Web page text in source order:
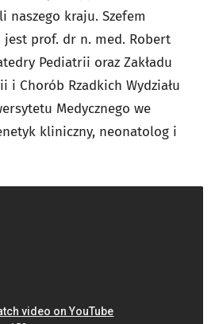
naszego kraju. Szefem
jest prof. dr n. med. Robert
Pediatrii oraz Zakładu
i Chorób Rzadkich Wydziału
Medycznego we
kliniczny, neonatolog i